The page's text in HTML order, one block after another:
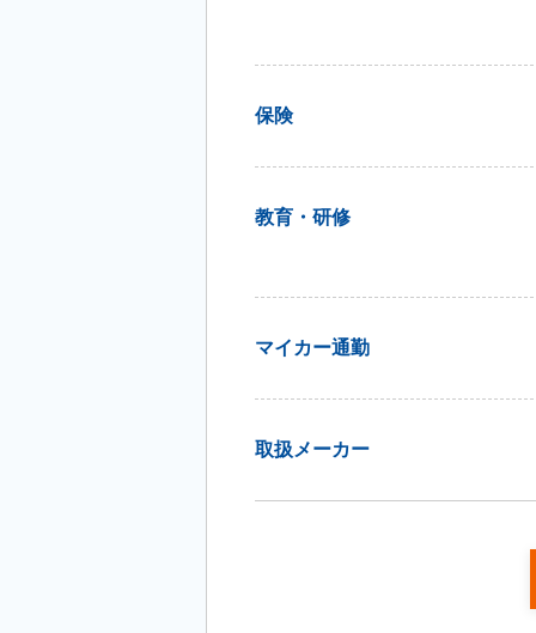
保険
教育・研修
マイカー通勤
取扱メーカー